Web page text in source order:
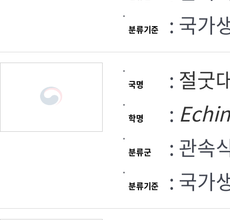
분류기준 : 국가
국명 : 절굿
학명 :
분류군 : 관속
분류기준 : 국가